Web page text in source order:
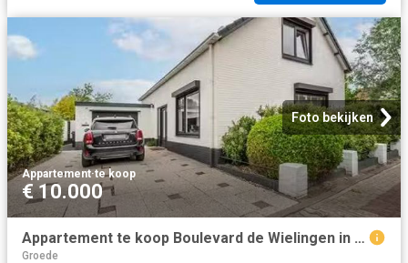
Foto bekijken
Appartement·te koop
€ 10.000
Appartement te koop Boulevard de Wielingen in Cadzand voor € 8.
Groede